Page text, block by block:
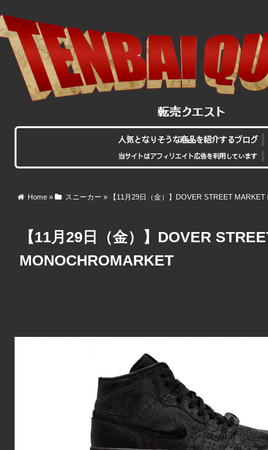
人気となりそうな商品を紹介するブログ
当サイトはアフィリエイト広告を利用しています
Home » スニーカー » 【11月29日（金）】DOVER STREET
【11月29日（金）】DOVER
MONOCHROMARKET